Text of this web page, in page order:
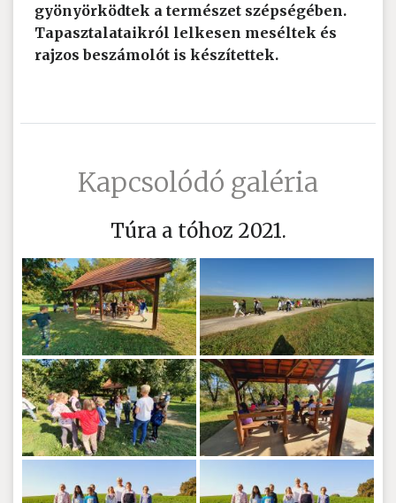
gyönyörködtek a természet szépségében.
Tapasztalataikról lelkesen meséltek és
rajzos beszámolót is készítettek.
Kapcsolódó galéria
Túra a tóhoz 2021.